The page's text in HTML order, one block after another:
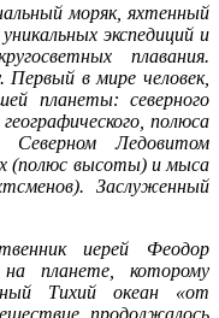
моряк, яхтенный
экспедиций и
плавания.
в мире человек,
планеты: северного
полюса
Северном Ледовитом
(полюс высоты) и мыса
Заслуженный
иерей Феодор
планете, которому
Тихий океан «от
продолжалось